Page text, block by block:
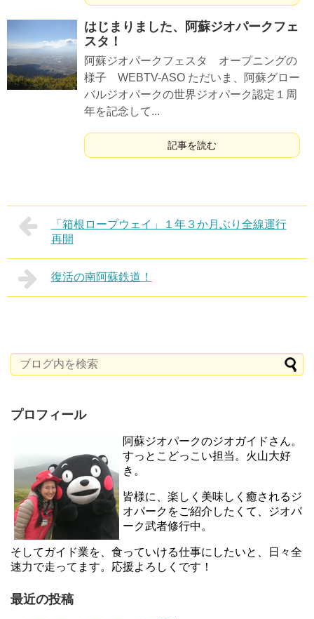
はじまりました、阿蘇ジオパークフェ
スタ！
阿蘇ジオパークフェスタ オープニングの
様子 WEBTV-ASO ただいま、阿蘇グロー
バルジオパークの世界ジオパーク認定１周
年を記念して...
記事を読む
「箱根ロープウェイ」１年３か月ぶり全線運行
再開
復活の南阿蘇鉄道！
プロフィール
阿蘇ジオパークのジオガイドさん。
すっとこどっこい担当。火山大好
き。
皆様に、楽しく美味しく癒されるジ
オパークをご紹介したくて、ジオパ
ーク武者修行中。
そしてガイド業を、食っていける仕事にしたいと、日々全
速力で走ってます。応援よろしくです！
最近の投稿